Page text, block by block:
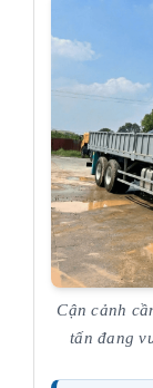
Cận cảnh
tấn đang